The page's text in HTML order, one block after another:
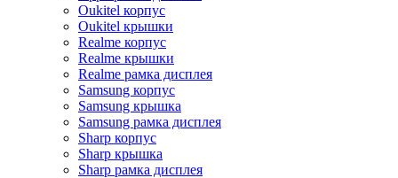
Oukitel корпус
Oukitel крышки
Realme корпус
Realme крышки
Realme рамка дисплея
Samsung корпус
Samsung крышка
Samsung рамка дисплея
Sharp корпус
Sharp крышка
Sharp рамка дисплея